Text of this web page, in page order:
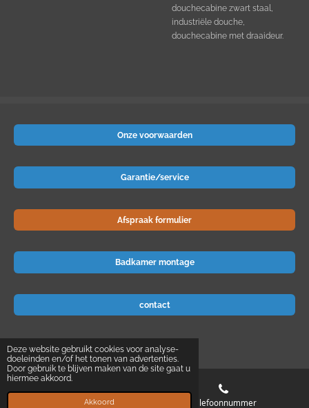
Deze website gebruikt cookies voor analyse-
doeleinden en/of het tonen van advertenties.
Door gebruik te blijven maken van de site gaat u
hiermee akkoord.
Akkoord
douchecabine zwart staal,
industriële douche,
douchecabine met draaideur.
Onze voorwaarden
Garantie/service
Afspraak formulier
Badkamer montage
contact
E-mailadres Telefoonnummer